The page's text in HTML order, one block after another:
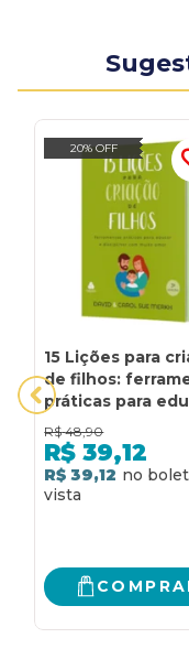
20% OFF
15 Lições para
de filhos:
práticas para
disciplinar com
amor
R$ 48,90
R$ 39,12
R$ 39,12